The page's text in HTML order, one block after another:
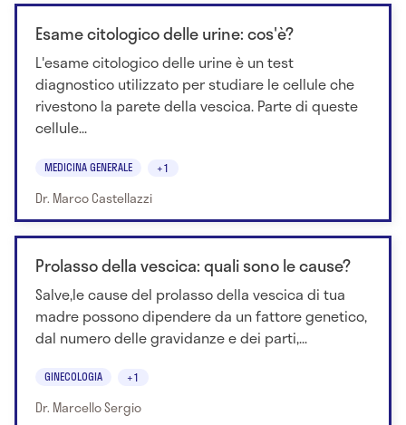
Esame citologico delle urine: cos'è?
L'esame citologico delle urine è un test
diagnostico utilizzato per studiare le cellule che
rivestono la parete della vescica. Parte di queste
cellule...
MEDICINA GENERALE +1
Dr. Marco Castellazzi
Prolasso della vescica: quali sono le cause?
Salve,le cause del prolasso della vescica di tua
madre possono dipendere da un fattore genetico,
dal numero delle gravidanze e dei parti,...
GINECOLOGIA +1
Dr. Marcello Sergio